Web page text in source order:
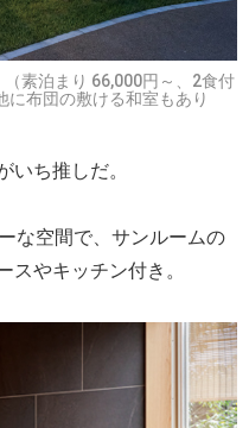
素泊まり 66,000円～、2食付
に布団の敷ける和室もあり
ち推しだ。
な空間で、サンルームの
やキッチン付き。